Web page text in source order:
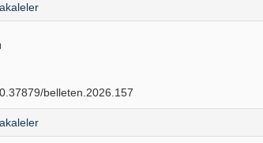
belleten.2026.157